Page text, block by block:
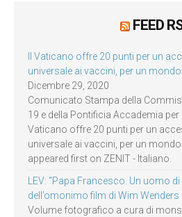
FEED
Il Vaticano offre 20 punti per un
universale ai vaccini, per un
Dicembre 29, 2020
Comunicato Stampa della
19 e della Pontificia Accademia per
Vaticano offre 20 punti per un
universale ai vaccini, per un
appeared first on ZENIT - Italiano.
LEV: “Papa Francesco. Un uomo
dell’omonimo film di Wim Wenders
Volume fotografico a cura di